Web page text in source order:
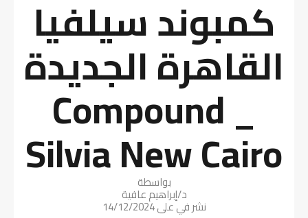
كمبوند سيلفيا
القاهرة الجديدة
_ Compound
Silvia New Cairo
بواسطة
د/إبراهيم عافية
نشر في على14/12/2024